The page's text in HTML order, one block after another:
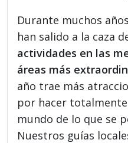
Durante muchos
han salido a la caza
actividades en las
áreas más
año trae más
por hacer
mundo de lo que se
Nuestros guías